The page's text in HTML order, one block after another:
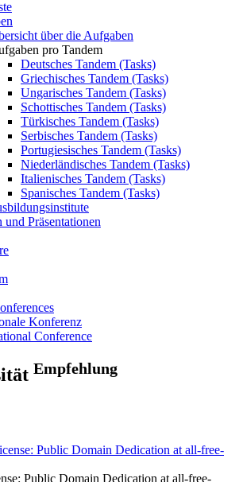
über die Aufgaben
pro Tandem
Deutsches Tandem (Tasks)
Griechisches Tandem (Tasks)
Ungarisches Tandem (Tasks)
Schottisches Tandem (Tasks)
Türkisches Tandem (Tasks)
Serbisches Tandem (Tasks)
Portugiesisches Tandem (Tasks)
Niederländisches Tandem (Tasks)
Italienisches Tandem (Tasks)
Spanisches Tandem (Tasks)
und Präsentationen
Konferenz
Conference
Empfehlung
Public Domain Dedication at all-free-